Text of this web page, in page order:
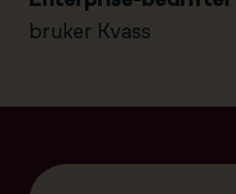
bruker Kvass